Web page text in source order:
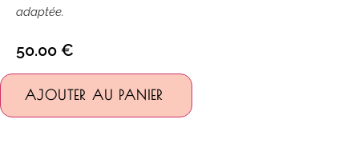
adaptée.
50.00 €
AJOUTER AU PANIER
Alternative: